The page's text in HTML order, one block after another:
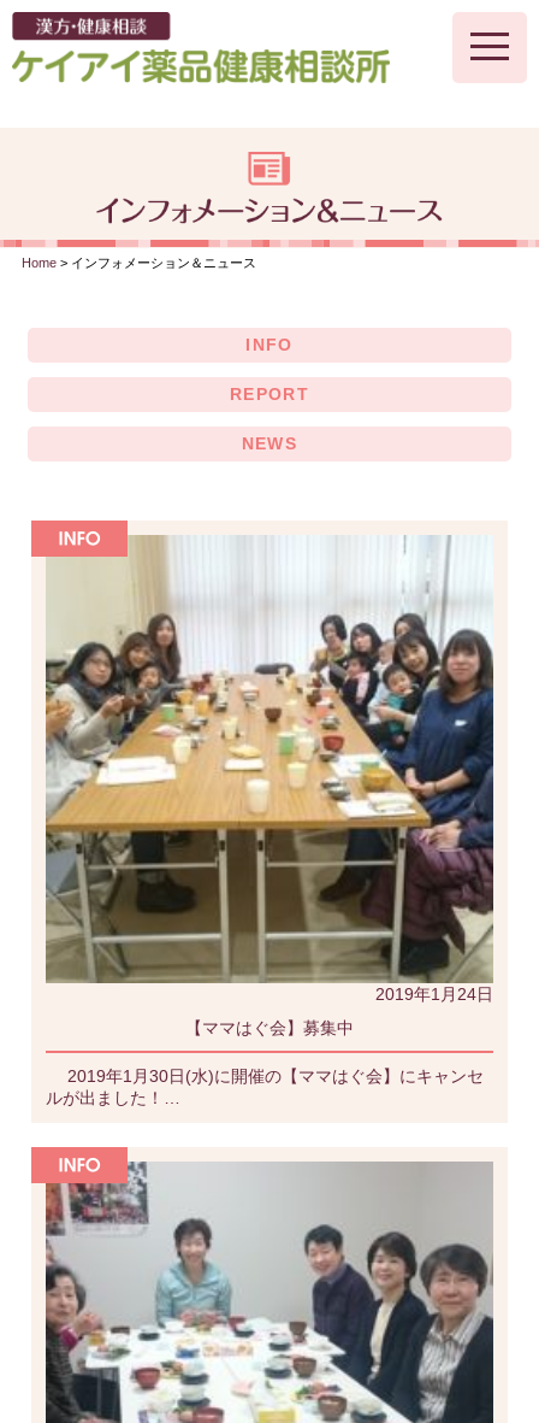
toggle
Home > インフォメーション＆ニュース
INFO
REPORT
NEWS
2019年1月24日
【ママはぐ会】募集中
2019年1月30日(水)に開催の【ママはぐ会】にキャンセ
ルが出ました！…